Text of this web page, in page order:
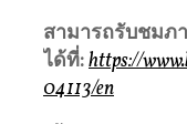
สามารถรับชมภ
ได้ที่:https://
04113/en